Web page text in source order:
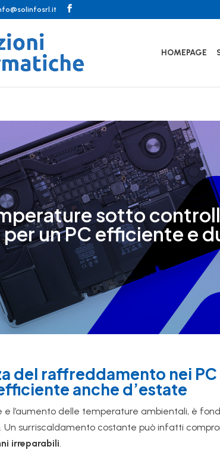
HOMEPAGE
sotto
per un PC efficiente e
del raffreddamento nei
anche d’estate
e l’aumento delle temperature ambientali, è
Un surriscaldamento costante può infatti
irreparabili